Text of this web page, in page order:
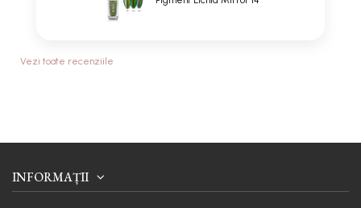
Vezi toate recenziile
INFORMAȚII